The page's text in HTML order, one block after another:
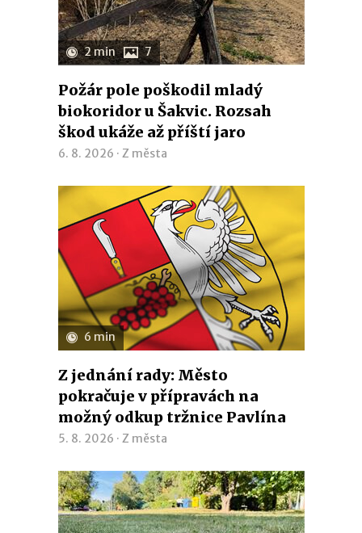
2 min 7
Požár pole poškodil mladý
biokoridor u Šakvic. Rozsah
škod ukáže až příští jaro
6. 8. 2026 · Z města
6 min
Z jednání rady: Město
pokračuje v přípravách na
možný odkup tržnice Pavlína
5. 8. 2026 · Z města